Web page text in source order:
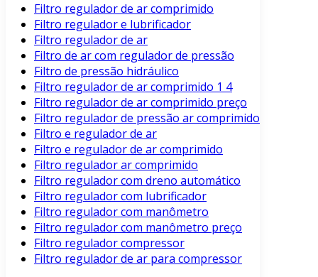
Filtro regulador de ar comprimido
Filtro regulador e lubrificador
Filtro regulador de ar
Filtro de ar com regulador de pressão
Filtro de pressão hidráulico
Filtro regulador de ar comprimido 1 4
Filtro regulador de ar comprimido preço
Filtro regulador de pressão ar comprimido
Filtro e regulador de ar
Filtro e regulador de ar comprimido
Filtro regulador ar comprimido
Filtro regulador com dreno automático
Filtro regulador com lubrificador
Filtro regulador com manômetro
Filtro regulador com manômetro preço
Filtro regulador compressor
Filtro regulador de ar para compressor